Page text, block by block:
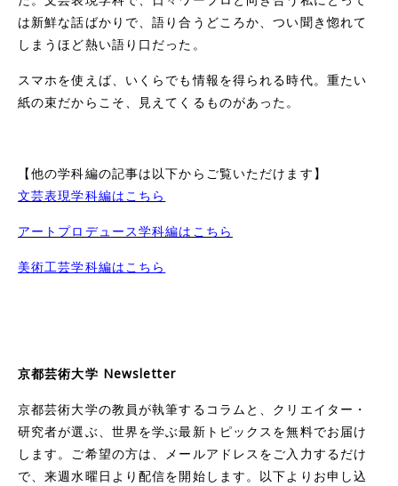
は新鮮な話ばかりで、語り合うどころか、つい聞き惚れて
しまうほど熱い語り口だった。
スマホを使えば、いくらでも情報を得られる時代。重たい
紙の束だからこそ、見えてくるものがあった。
【他の学科編の記事は以下からご覧いただけます】
文芸表現学科編はこちら
アートプロデュース学科編はこちら
美術工芸学科編はこちら
京都芸術大学 Newsletter
京都芸術大学の教員が執筆するコラムと、クリエイター・
研究者が選ぶ、世界を学ぶ最新トピックスを無料でお届け
します。ご希望の方は、メールアドレスをご入力するだけ
で、来週水曜日より配信を開始します。以下よりお申し込